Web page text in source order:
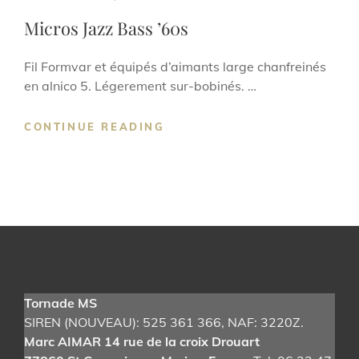
Micros Jazz Bass ’60s
Fil Formvar et équipés d’aimants large chanfreinés
en alnico 5. Légerement sur-bobinés. …
CONTINUE READING
Tornade MS
SIREN (NOUVEAU): 525 361 366, NAF: 3220Z.
Marc AIMAR 14 rue de la croix Drouart